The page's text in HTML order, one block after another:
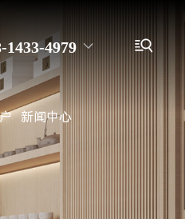

写字楼装修
1433-4979
9915 余先生
－8262 4989
新闻中心